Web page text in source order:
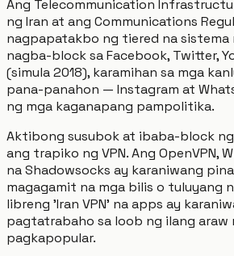
Ang Telecommunication
ng Iran at ang Communications
nagpapatakbo ng tiered na sistema
nagba-block sa Facebook, Twitter,
(simula 2018), karamihan sa mga
pana-panahon — Instagram at
ng mga kaganapang pampolitika.
Aktibong susubok at ibaba-block
ang trapiko ng VPN. Ang OpenVPN,
na Shadowsocks ay karaniwang
magagamit na mga bilis o tuluyang
libreng 'Iran VPN' na apps ay
pagtatrabaho sa loob ng ilang araw
pagkapopular.